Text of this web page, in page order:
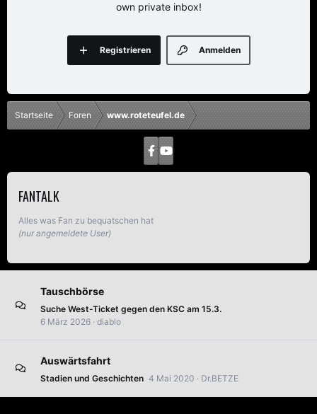
own private inbox!
Anmelden
Registrieren
Startseite Foren www.roteteufel.de
FANTALK
Alles was Fan zu bequatschen hat
(nur angemeldete User)
Tauschbörse
Suche West-Ticket gegen den KSC am 15.3.
6 März 2026 diablo
Auswärtsfahrt
Stadien und Geschichten 4 Mai 2020 Dr.BETZE